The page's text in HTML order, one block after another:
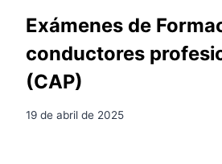
Exámenes de
conductores
(CAP)
19 de abril de 2025